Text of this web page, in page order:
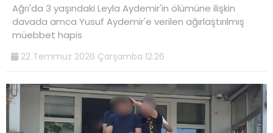
Ağrı'da 3 yaşındaki Leyla Aydemir'in ölümüne ilişkin
davada amca Yusuf Aydemir'e verilen ağırlaştırılmış
müebbet hapis
22 Temmuz 2026 Çarşamba 12:26